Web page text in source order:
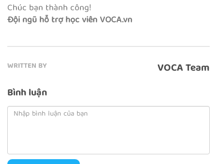
Chúc bạn thành công!
Đội ngũ hỗ trợ học viên VOCA.vn
WRITTEN BY VOCA Team
Bình luận